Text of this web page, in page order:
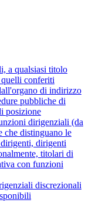
a qualsiasi titolo
conferiti
di indirizzo
pubbliche di
posizione
dirigenziali (da
che distinguano le
dirigenti
titolari di
con funzioni
discrezionali